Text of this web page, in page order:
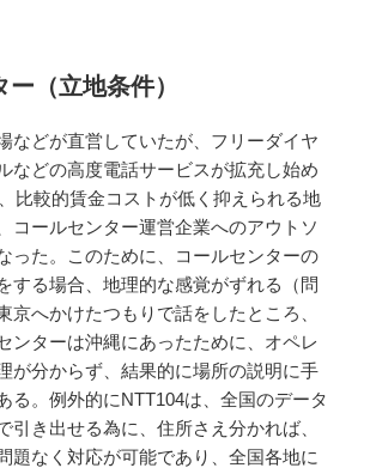
（立地条件）
などが直営していたが、フリーダイヤ
などの高度電話サービスが拡充し始め
比較的賃金コストが低く抑えられる地
コールセンター運営企業へのアウトソ
った。このために、コールセンターの
する場合、地理的な感覚がずれる（問
京へかけたつもりで話をしたところ、
ンターは沖縄にあったために、オペレ
が分からず、結果的に場所の説明に手
る。例外的にNTT104は、全国のデータ
引き出せる為に、住所さえ分かれば、
題なく対応が可能であり、全国各地に